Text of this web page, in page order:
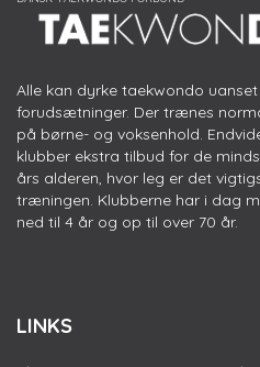
Alle kan dyrke taekwondo
forudsætninger. Der trænes
på børne- og voksenhold.
klubber ekstra tilbud for de
års alderen, hvor leg er det
træningen. Klubberne har i dag
ned til 4 år og op til over 70 år.
LINKS